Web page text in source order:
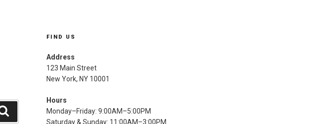
FIND US
Address
123 Main Street
New York, NY 10001
Hours
Monday–Friday: 9:00AM–5:00PM
Saturday & Sunday: 11:00AM–3:00PM